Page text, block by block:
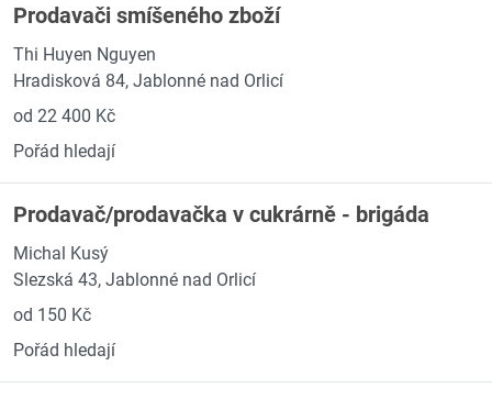
Prodavači smíšeného zboží
Thi Huyen Nguyen
Hradisková 84, Jablonné nad Orlicí
od 22 400 Kč
Pořád hledají
Prodavač/prodavačka v cukrárně - brigáda
Michal Kusý
Slezská 43, Jablonné nad Orlicí
od 150 Kč
Pořád hledají